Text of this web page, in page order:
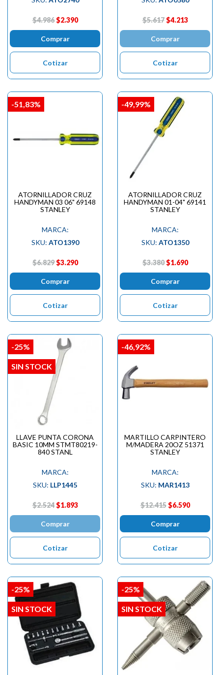
$4.986 $2.390
Comprar
Cotizar
$5.617 $4.213
Comprar
Cotizar
ATORNILLADOR CRUZ
HANDYMAN 03 06" 69148
STANLEY
MARCA:
SKU: ATO1390
$6.829 $3.290
Comprar
Cotizar
-51,83%
ATORNILLADOR CRUZ
HANDYMAN 01-04" 69141
STANLEY
MARCA:
SKU: ATO1350
$3.380 $1.690
Comprar
Cotizar
-49,99%
LLAVE PUNTA CORONA
BASIC 10MM STMT80219-
840 STANL
MARCA:
SKU: LLP1445
$2.524 $1.893
Comprar
Cotizar
-25%
SIN STOCK
MARTILLO CARPINTERO
M/MADERA 20OZ 51371
STANLEY
MARCA:
SKU: MAR1413
$12.415 $6.590
Comprar
Cotizar
-46,92%
-25%
SIN STOCK
-25%
SIN STOCK